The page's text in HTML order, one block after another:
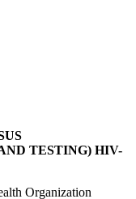
TESTING) HIV-
Organization